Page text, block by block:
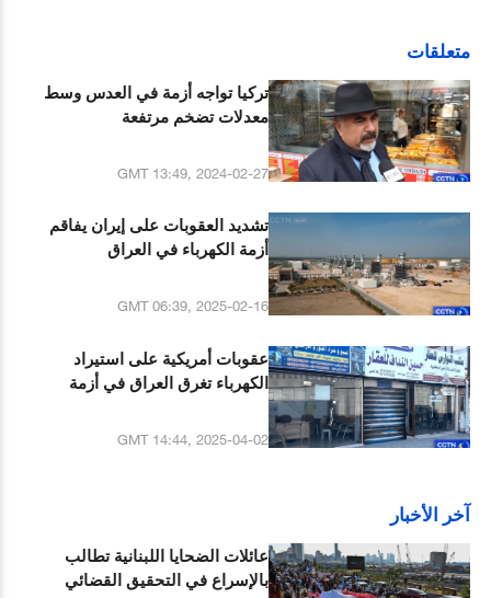
متعلقات
تركيا تواجه أزمة في العدس وسط
معدلات تضخم مرتفعة
GMT 13:49, 2024-02-27
تشديد العقوبات على إيران يفاقم
أزمة الكهرباء في العراق
GMT 06:39, 2025-02-16
عقوبات أمريكية على استيراد
الكهرباء تغرق العراق في أزمة
GMT 14:44, 2025-04-02
آخر الأخبار
عائلات الضحايا اللبنانية تطالب
بالإسراع في التحقيق القضائي